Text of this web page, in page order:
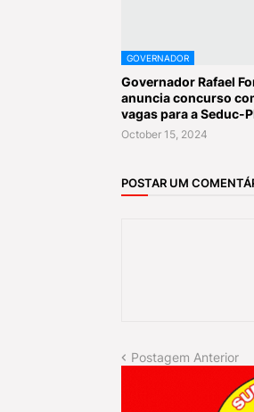
GOVERNADOR
Governador Rafael
anuncia concurso
vagas para a Seduc-
October 15, 2024
POSTAR UM
Postagem Anterior